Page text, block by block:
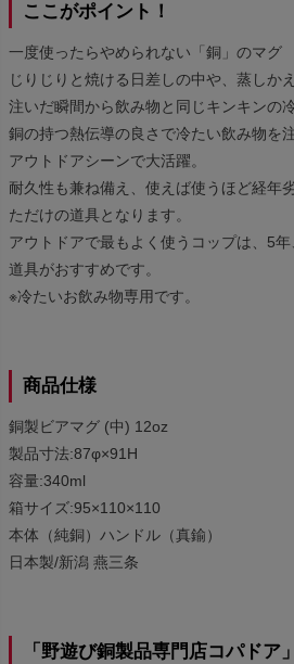
ここがポイント！
一度使ったらやめられない「銅」のマグ
じりじりと焼ける日差しの中や、蒸しか
注いだ瞬間から飲み物と同じキンキンの冷
銅の持つ熱伝導の良さで冷たい飲み物を
アウトドアシーンで大活躍。
耐久性も兼ね備え、使えば使うほど経年
ただけの道具となります。
アウトドアで最もよく使うコップは、5
道具がおすすめです。
※冷たいお飲み物専用です。
商品仕様
銅製ビアマグ (中) 12oz
製品寸法:87φ×91H
容量:340ml
箱サイズ:95×110×110
本体（純銅）ハンドル（真鍮）
日本製/新潟 燕三条
「野遊び銅製品専門店コパドア